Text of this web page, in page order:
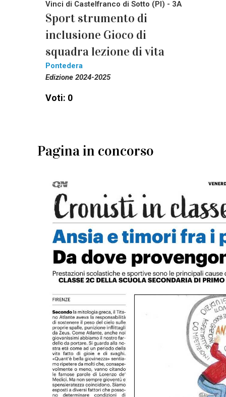
Vinci di Castelfranco di Sotto (PI) - 3A
Sport strumento di
inclusione Gioco di
squadra lezione di vita
Pontedera
Edizione 2024-2025
Voti: 0
Pagina in concorso